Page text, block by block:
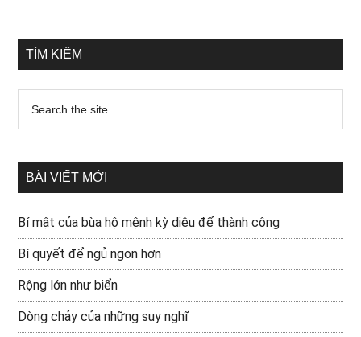
TÌM KIẾM
BÀI VIẾT MỚI
Bí mật của bùa hộ mệnh kỳ diệu để thành công
Bí quyết để ngủ ngon hơn
Rộng lớn như biển
Dòng chảy của những suy nghĩ